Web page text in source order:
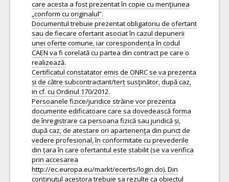
care acesta a fost prezentat în copie cu menţiunea
„conform cu originalul”.
Documentul trebuie prezentat obligatoriu de ofertant
sau de fiecare ofertant asociat în cazul depunerii
unei oferte comune, iar corespondența în codul
CAEN va fi corelată cu partea din contract pe care o
realizează.
Certificatul constatator emis de ONRC se va prezenta
și de către subcontractant/terț susţinător, după caz,
in cf. cu Ordinul 170/2012.
Persoanele fizice/juridice străine vor prezenta
documente edificatoare care sa dovedească forma
de înregistrare ca persoana fizică sau juridică și,
după caz, de atestare ori apartenenţa din punct de
vedere profesional, în conformitate cu prevederile
din țara în care ofertantul este stabilit (se va verifica
prin accesarea
http://ec.europa.eu/markt/ecertis/login.do). Din
conținutul acestora trebuie sa rezulte ca obiectul